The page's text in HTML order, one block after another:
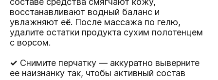
восстанавливают водный баланс и
увлажняют её. После массажа по гелю,
удалите остатки продукта сухим полотенцем
с ворсом.
✓ Снимите перчатку — аккуратно выверните
ее наизнанку так, чтобы активный состав